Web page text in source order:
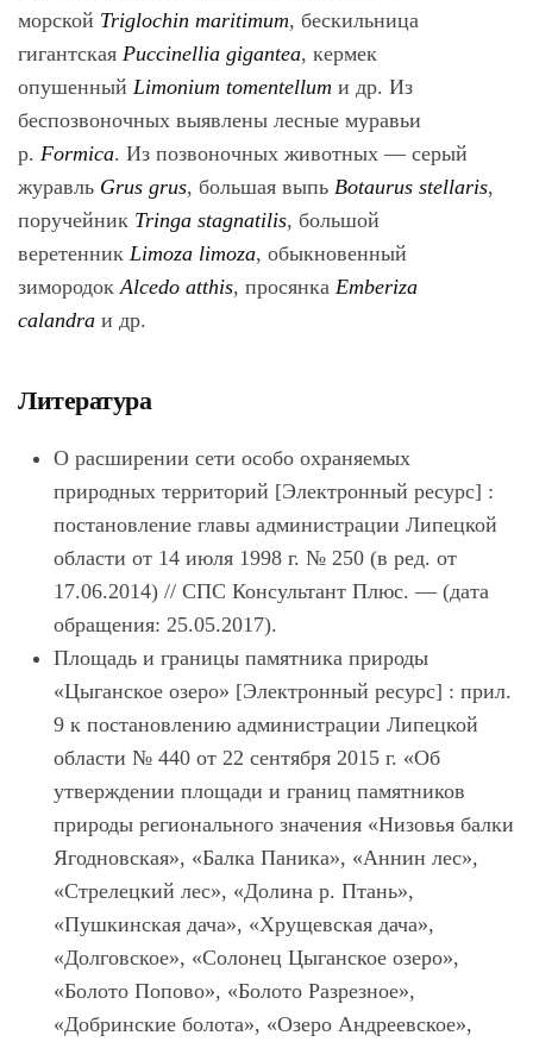
морской Triglochin maritimum, бескильница
гигантская Puccinellia gigantea, кермек
опушенный Limonium tomentellum и др. Из
беспозвоночных выявлены лесные муравьи
р. Formica. Из позвоночных животных — серый
журавль Grus grus, большая выпь Botaurus stellaris,
поручейник Tringa stagnatilis, большой
веретенник Limoza limoza, обыкновенный
зимородокAlcedo atthis, просянка Emberiza
calandra и др.
Литература
О расширении сети особо охраняемых
природных территорий [Электронный ресурс] :
постановление главы администрации Липецкой
области от 14 июля 1998 г. № 250 (в ред. от
17.06.2014) // СПС Консультант Плюс. — (дата
обращения: 25.05.2017).
Площадь и границы памятника природы
«Цыганское озеро» [Электронный ресурс] : прил.
9 к постановлению администрации Липецкой
области № 440 от 22 сентября 2015 г. «Об
утверждении площади и границ памятников
природы регионального значения «Низовья балки
Ягодновская», «Балка Паника», «Аннин лес»,
«Стрелецкий лес», «Долина р. Птань»,
«Пушкинская дача», «Хрущевская дача»,
«Долговское», «Солонец Цыганское озеро»,
«Болото Попово», «Болото Разрезное»,
«Добринские болота», «Озеро Андреевское»,